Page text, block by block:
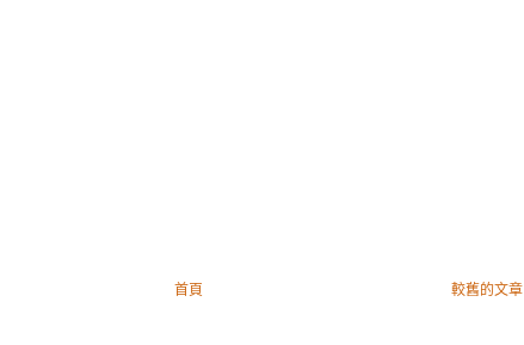
較舊的文章
首頁